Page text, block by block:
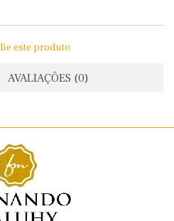
este produto
AVALIAÇÕES (0)